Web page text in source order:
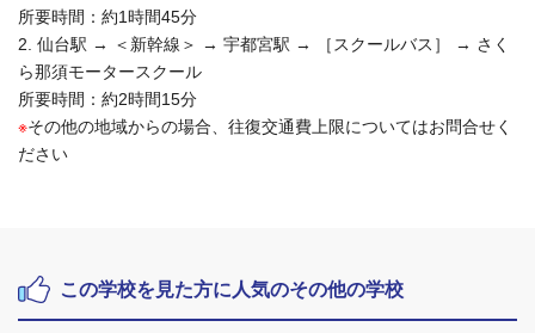
所要時間：約1時間45分
2. 仙台駅 → ＜新幹線＞ → 宇都宮駅 → ［スクールバス］ → さく
ら那須モータースクール
所要時間：約2時間15分
※その他の地域からの場合、往復交通費上限についてはお問合せく
ださい
この学校を見た方に人気のその他の学校